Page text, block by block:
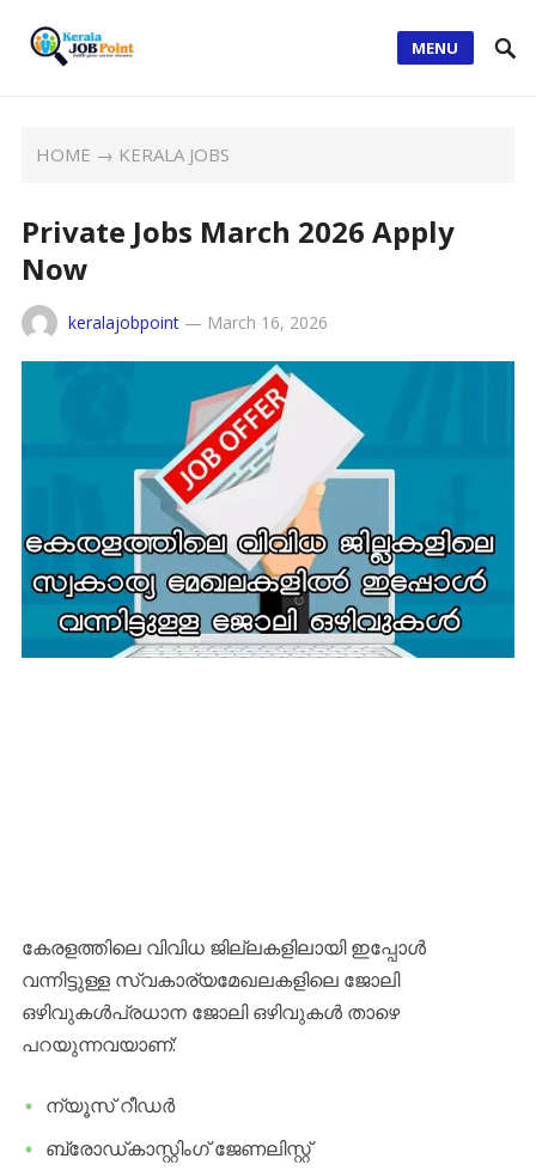
MENU
HOME → KERALA JOBS
Private Jobs March 2026 Apply
Now
keralajobpoint— March 16, 2026
കേരളത്തിലെ വിവിധ ജില്ലകളിലായി ഇപ്പോൾ
വന്നിട്ടുള്ള സ്വകാര്യമേഖലകളിലെ ജോലി
ഒഴിവുകൾപ്രധാന ജോലി ഒഴിവുകൾ താഴെ
പറയുന്നവയാണ്:
​ന്യൂസ് റീഡർ
​ബ്രോഡ്കാസ്റ്റിംഗ് ജേണലിസ്റ്റ്